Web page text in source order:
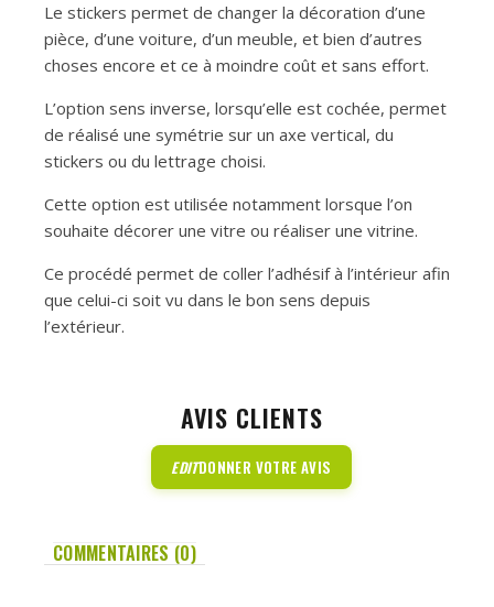
Le stickers permet de changer la décoration d’une
pièce, d’une voiture, d’un meuble, et bien d’autres
choses encore et ce à moindre coût et sans effort.
L’option sens inverse, lorsqu’elle est cochée, permet
de réalisé une symétrie sur un axe vertical, du
stickers ou du lettrage choisi.
Cette option est utilisée notamment lorsque l’on
souhaite décorer une vitre ou réaliser une vitrine.
Ce procédé permet de coller l’adhésif à l’intérieur afin
que celui-ci soit vu dans le bon sens depuis
l’extérieur.
AVIS CLIENTS
EDITDONNER VOTRE AVIS
COMMENTAIRES (0)